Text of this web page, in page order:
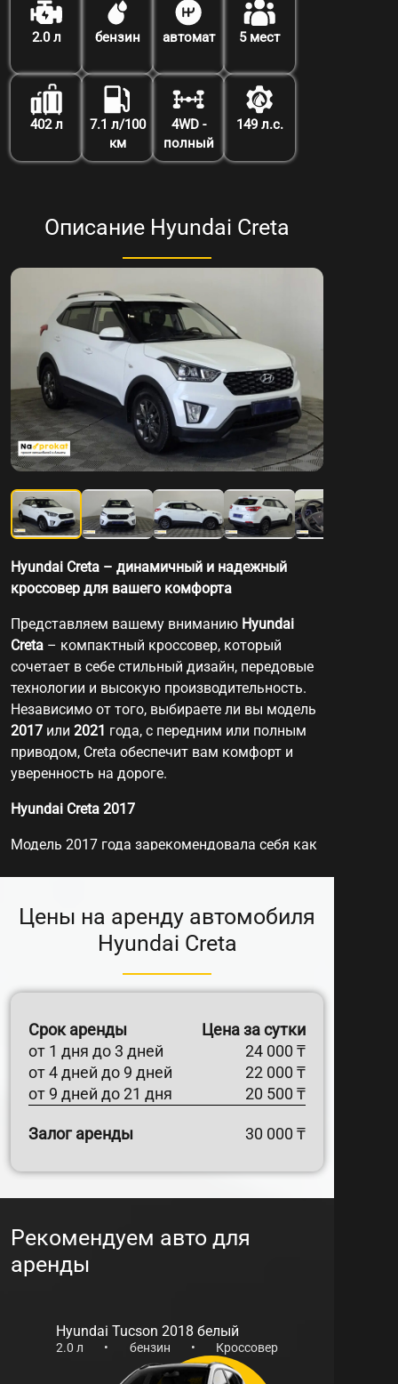
2.0 л бензин автомат 5 мест
402 л
7.1 л/100
км
4WD -
полный
149 л.с.
Описание Hyundai Creta
Hyundai Creta – динамичный и надежный
кроссовер для вашего комфорта
Представляем вашему вниманию Hyundai
Creta – компактный кроссовер, который
сочетает в себе стильный дизайн, передовые
технологии и высокую производительность.
Независимо от того, выбираете ли вы модель
2017 или 2021 года, с передним или полным
приводом, Creta обеспечит вам комфорт и
уверенность на дороге.​
Hyundai Creta 2017
Модель 2017 года зарекомендовала себя как
объемом 1,6 литра, она обеспечивает
достаточную мощность для городских
поездок и загородных путешествий.​
Двигатель:1,6 л бензиновый​
Трансмиссия:
6-ступенчатая
автоматическая​
Владельцы отмечают просторный салон и
удобство управления. Согласно отзывам,
автомобиль демонстрирует хорошую
эволюцию дизайна и технологий. С
обновленным внешним видом и
безопасности.​
2.0 л бензиновый​
Цены на аренду автомобиля
Hyundai Creta
Срок аренды
Цена за сутки
от 1 дня до 3 дней
24 000 ₸
от 4 дней до 9 дней
22 000 ₸
от 9 дней до 21 дня
20 500 ₸
Залог аренды 30 000 ₸
Рекомендуем авто для
аренды
Hyundai Tucson 2018 белый
2.0 л • бензин • Кроссовер